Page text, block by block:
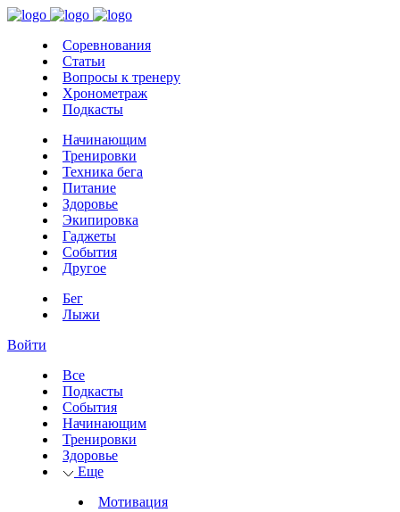
Соревнования
Статьи
Вопросы к тренеру
Хронометраж
Подкасты
Начинающим
Тренировки
Техника бега
Питание
Здоровье
Экипировка
Гаджеты
События
Другое
Бег
Лыжи
Войти
Все
Подкасты
События
Начинающим
Тренировки
Здоровье
Еще
Мотивация